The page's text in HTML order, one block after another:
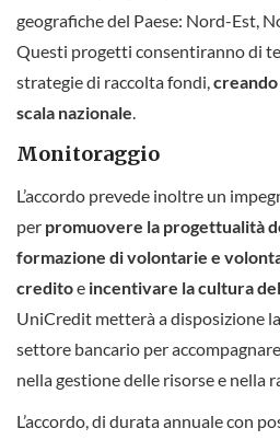
geografiche del Paese: Nord-Est,
Questi progetti consentiranno di
strategie di raccolta fondi,
scala nazionale.
Monitoraggio
L’accordo prevede inoltre un
per promuovere la progettualità
formazione di volontarie e
creditoe incentivare la cultura
UniCredit metterà a disposizione
settore bancario per
nella gestione delle risorse e nella
L’accordo, di durata annuale con